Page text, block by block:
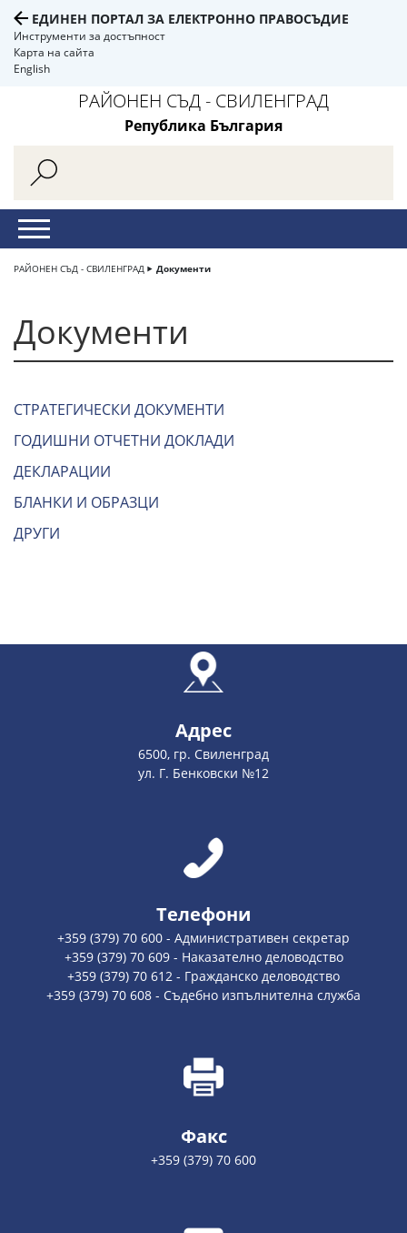
ЕДИНЕН ПОРТАЛ ЗА ЕЛЕКТРОННО ПРАВОСЪДИЕ
Инструменти за достъпност
Карта на сайта
English
РАЙОНЕН СЪД - СВИЛЕНГРАД
Република България
РАЙОНЕН СЪД - СВИЛЕНГРАД Документи
Документи
СТРАТЕГИЧЕСКИ ДОКУМЕНТИ
ГОДИШНИ ОТЧЕТНИ ДОКЛАДИ
ДЕКЛАРАЦИИ
БЛАНКИ И ОБРАЗЦИ
ДРУГИ
Адрес
6500, гр. Свиленград
ул. Г. Бенковски №12
Телефони
+359 (379) 70 600 - Административен секретар
+359 (379) 70 609 - Наказателно деловодство
+359 (379) 70 612 - Гражданско деловодство
+359 (379) 70 608 - Съдебно изпълнителна служба
Факс
+359 (379) 70 600